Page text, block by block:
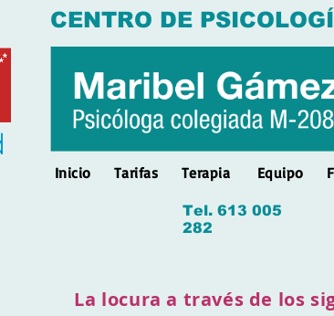
CENTRO DE
Inicio Tarifas Terapia Equipo
Tel. 613 005
282
La locura a través de los